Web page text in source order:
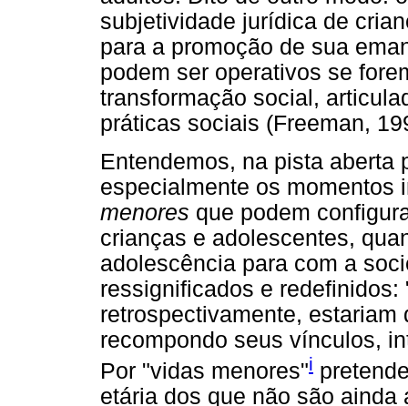
subjetividade jurídica de
para a promoção de sua
podem ser operativos se
transformação social,
práticas sociais (Freeman,
Entendemos, na pista aberta
especialmente os
menores que podem
crianças e adolescentes,
adolescência para com a
ressignificados e
retrospectivamente,
recompondo seus vínculos,
Por "vidas menores"i
etária dos que não são